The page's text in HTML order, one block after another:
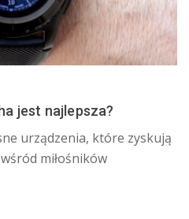
jest najlepsza?
urządzenia, które zyskują
miłośników